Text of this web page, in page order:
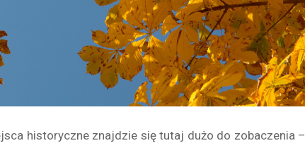
historyczne znajdzie się tutaj dużo do zobaczenia –